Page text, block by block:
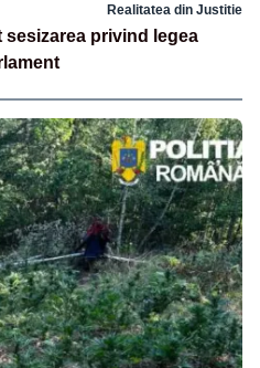
Realitatea din Justitie
privind legea